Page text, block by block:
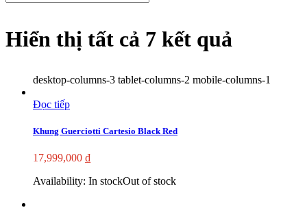
Hiển thị tất cả 7 kết quả
desktop-columns-3 tablet-columns-2 mobile-columns-1
Đọc tiếp
Khung Guerciotti Cartesio Black Red
17,999,000 ₫
Availability: In stockOut of stock